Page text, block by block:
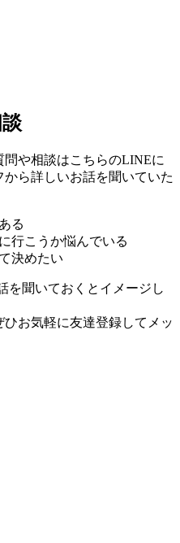
や相談はこちらのLINEに
ら詳しいお話を聞いていた
る
行こうか悩んでいる
決めたい
を聞いておくとイメージし
お気軽に友達登録してメッ